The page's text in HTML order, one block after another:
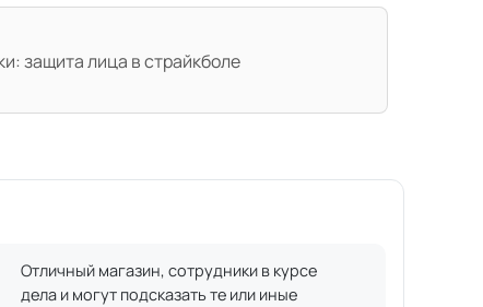
защита лица в страйкболе
Отличный магазин, сотрудники в курсе
дела и могут подсказать те или иные